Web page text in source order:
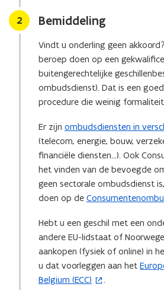
Stap
2 Bemiddeling
Vindt u onderling geen
beroep doen op een
buitengerechtelijke
ombudsdienst). Dat is een
procedure die weinig
Er zijn ombudsdiensten in
(
P
D
F
b
e
t
a
n
d
o
(telecom, energie, bouw,
financiële diensten...). Ook
het vinden van de bevoegde
geen sectorale ombudsdienst
doen op de (
p
e
n
t
i
Hebt u een geschil met een
andere EU-lidstaat of
aankopen (fysiek of online) in
u dat voorleggen aan het
Belgium (ECC)
(
.